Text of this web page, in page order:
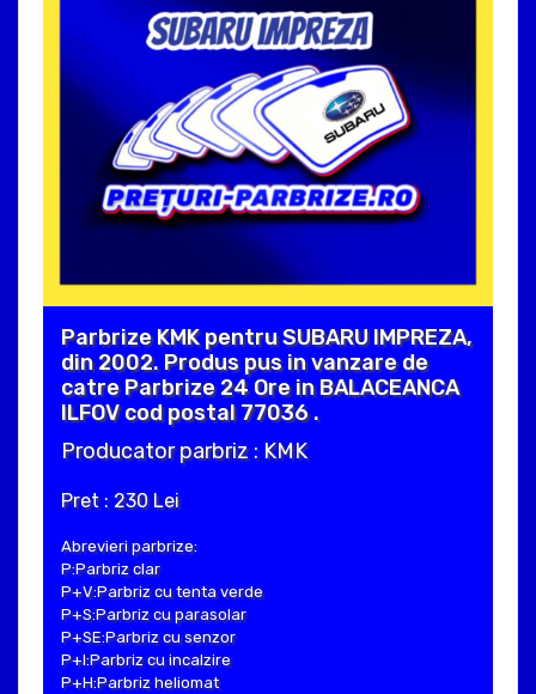
Parbrize KMK pentru SUBARU IMPREZA,
din 2002. Produs pus in vanzare de
catre Parbrize 24 Ore in BALACEANCA
ILFOV cod postal 77036 .
Producator parbriz : KMK
Pret : 230 Lei
Abrevieri parbrize:
P:Parbriz clar
P+V:Parbriz cu tenta verde
P+S:Parbriz cu parasolar
P+SE:Parbriz cu senzor
P+I:Parbriz cu incalzire
P+H:Parbriz heliomat